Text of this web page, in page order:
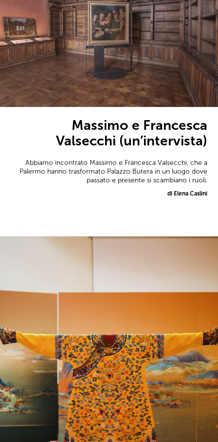
Massimo e Francesca
Valsecchi (un’intervista)
Abbiamo incontrato Massimo e Francesca Valsecchi, che a
Palermo hanno trasformato Palazzo Butera in un luogo dove
passato e presente si scambiano i ruoli.
di Elena Caslini